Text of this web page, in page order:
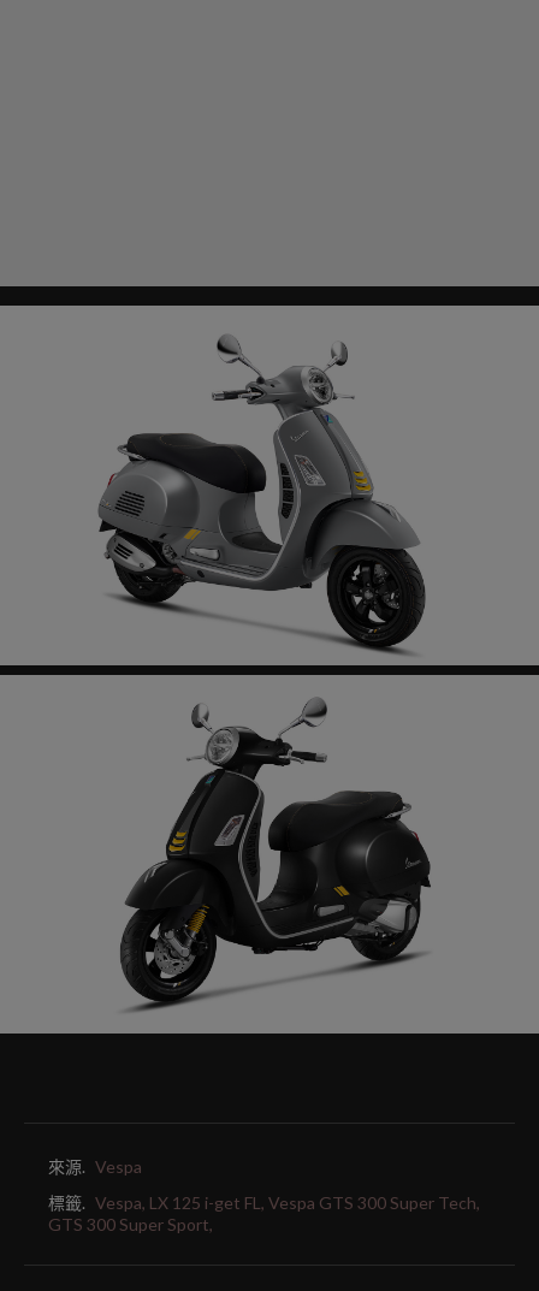
來源. Vespa
標籤. Vespa, LX 125 i-get FL, Vespa GTS 300 Super Tech,
GTS 300 Super Sport,